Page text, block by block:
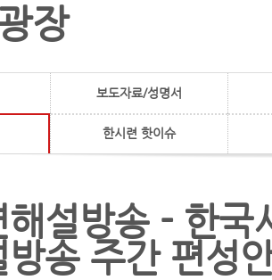
장
보도자료/성명서
한시련 핫이슈
해설방송 - 한국
방송 주간 편성